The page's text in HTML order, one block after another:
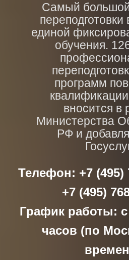
Самый
переподготовки
единой
обучения.
программ
вносится в
Министерства
РФ и
Телефон: +7 (495)
+7 (495)
График работы: с
часов (по